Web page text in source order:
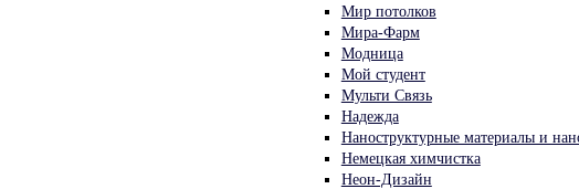
Мир потолков
Мира-Фарм
Модница
Мой студент
Мульти Связь
Надежда
Наноструктурные материалы и
Немецкая химчистка
Неон-Дизайн